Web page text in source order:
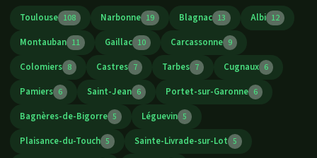
Toulouse 108 Narbonne 19 Blagnac 13 Albi 12
Montauban 11 Gaillac 10 Carcassonne 9
Colomiers 8 Castres 7 Tarbes 7 Cugnaux 6
Pamiers 6 Saint-Jean 6 Portet-sur-Garonne 6
Bagnères-de-Bigorre 5 Léguevin 5
Plaisance-du-Touch 5 Sainte-Livrade-sur-Lot 5